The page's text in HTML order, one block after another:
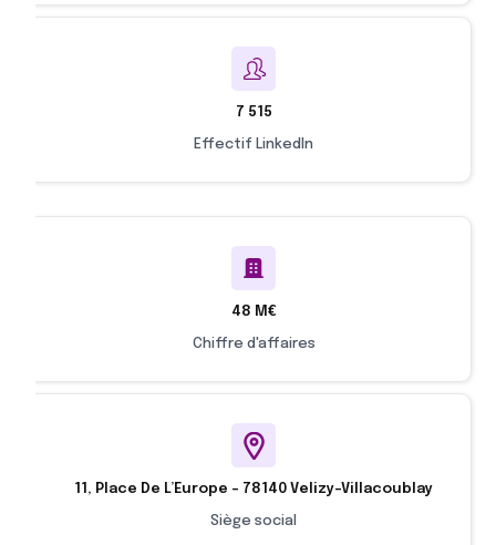
7 515
Effectif LinkedIn
48 M€
Chiffre d'affaires
11, Place De L’Europe - 78140 Velizy-Villacoublay
Siège social